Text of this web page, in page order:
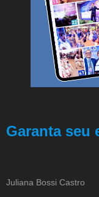
Garanta seu
Juliana Bossi Castro